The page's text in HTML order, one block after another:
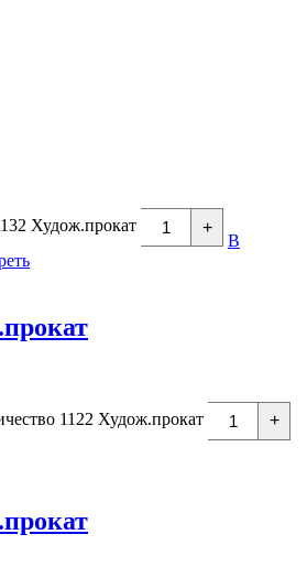
Худож.прокат +
В
1122 Худож.прокат
+